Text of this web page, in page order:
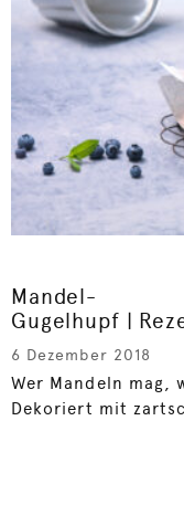
Mandel-
Gugelhupf |
6 Dezember 2018
Wer Mandeln mag,
Dekoriert mit